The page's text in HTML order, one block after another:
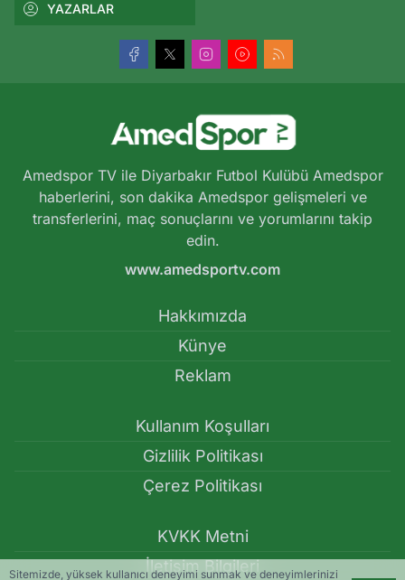
YAZARLAR
Amedspor TV ile Diyarbakır Futbol Kulübü Amedspor
haberlerini, son dakika Amedspor gelişmeleri ve
transferlerini, maç sonuçlarını ve yorumlarını takip
edin.
www.amedsportv.com
Hakkımızda
Künye
Reklam
Kullanım Koşulları
Gizlilik Politikası
Çerez Politikası
KVKK Metni
İletişim Bilgileri
Sitemizde, yüksek kullanıcı deneyimi sunmak ve deneyimlerinizi